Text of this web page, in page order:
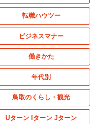
転職ハウツー
ビジネスマナー
働きかた
年代別
鳥取のくらし・観光
Uターン Iターン Jターン